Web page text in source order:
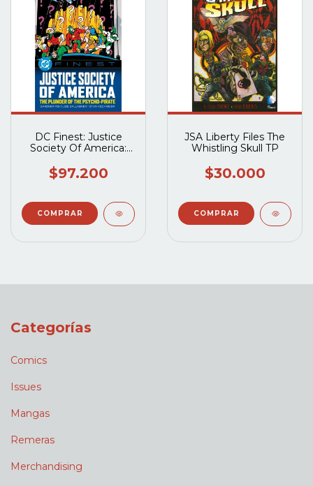
DC Finest: Justice
Society Of America:
Psycho-Pirate TP
$97.200
JSA Liberty Files The
Whistling Skull TP
$30.000
Categorías
Comics
Issues
Mangas
Remeras
Merchandising